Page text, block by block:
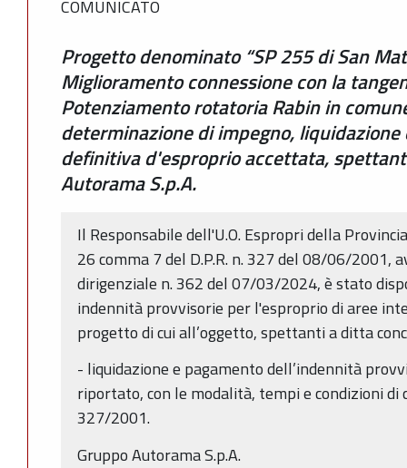
COMUNICATO
Progetto denominato “SP 255 di San
Miglioramento connessione con la
Potenziamento rotatoria Rabin in
determinazione di impegno,
definitiva d'esproprio accettata,
Autorama S.p.A.
Il Responsabile dell'U.O. Espropri della
26 comma 7 del D.P.R. n. 327 del 08/06/2001,
dirigenziale n. 362 del 07/03/2024, è stato
indennità provvisorie per l'esproprio di aree
progetto di cui all’oggetto, spettanti a ditta
- liquidazione e pagamento dell’indennità
riportato, con le modalità, tempi e condizioni di
327/2001.
Gruppo Autorama S.p.A.